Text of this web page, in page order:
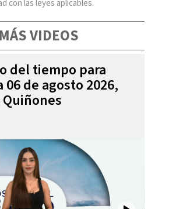
con las leyes aplicables.
MÁS VIDEOS
del tiempo para
06 de agosto 2026,